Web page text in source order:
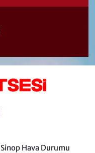
Sinop Hava Durumu